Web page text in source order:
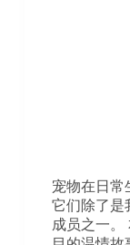
宠物在日常
它们除了是
成员之一。